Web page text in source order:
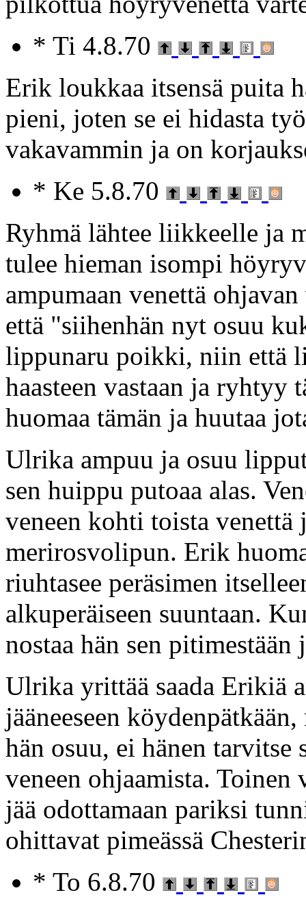
* Ti 4.8.70
Erik loukkaa itsensä puita
pieni, joten se ei hidasta
vakavammin ja on
* Ke 5.8.70
Ryhmä lähtee liikkeelle ja
tulee hieman isompi
ampumaan venettä
että "siihenhän nyt osuu
lippunaru poikki, niin että
haasteen vastaan ja ryhtyy
huomaa tämän ja huutaa
Ulrika ampuu ja osuu
sen huippu putoaa alas.
veneen kohti toista
merirosvolipun. Erik
riuhtasee peräsimen
alkuperäiseen suuntaan.
nostaa hän sen
Ulrika yrittää saada Erikiä
jääneeseen
hän osuu, ei hänen tarvitse
veneen ohjaamista.
jää odottamaan pariksi
ohittavat pimeässä
* To 6.8.70